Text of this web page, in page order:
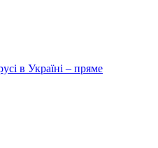
в Україні – пряме